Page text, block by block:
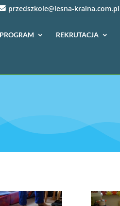
przedszkole@lesna-kraina.com.pl
PROGRAM REKRUTACJA